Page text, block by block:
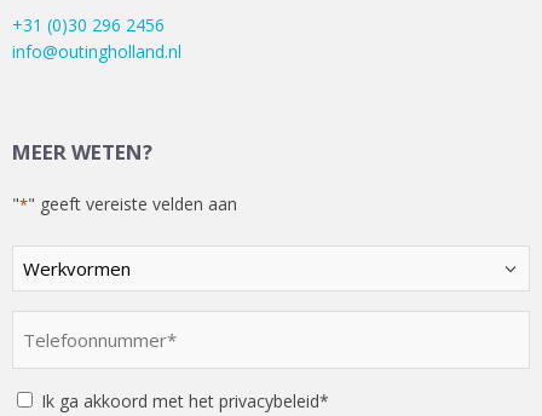
+31 (0)30 296 2456
info@outingholland.nl
MEER WETEN?
"*" geeft vereiste velden aan
Kies
een
optie
Instemming
Ik ga akkoord met het privacybeleid*